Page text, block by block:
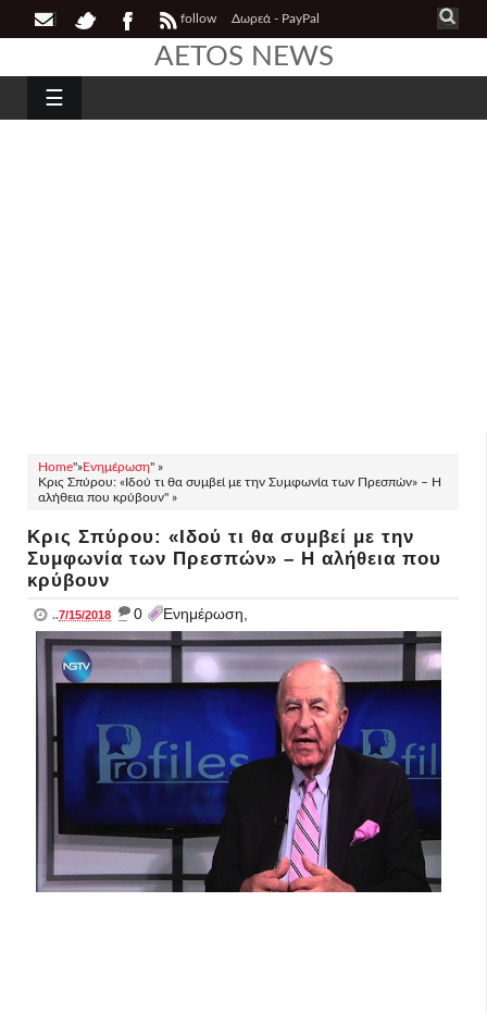
follow Δωρεά - PayPal
AETOS NEWS
☰
Home"»Ενημέρωση" »
Κρις Σπύρου: «Ιδού τι θα συμβεί με την Συμφωνία των Πρεσπών» – Η
αλήθεια που κρύβουν" »
Κρις Σπύρου: «Ιδού τι θα συμβεί με την
Συμφωνία των Πρεσπών» – Η αλήθεια που
κρύβουν
..7/15/2018 _ 0 Ενημέρωση,